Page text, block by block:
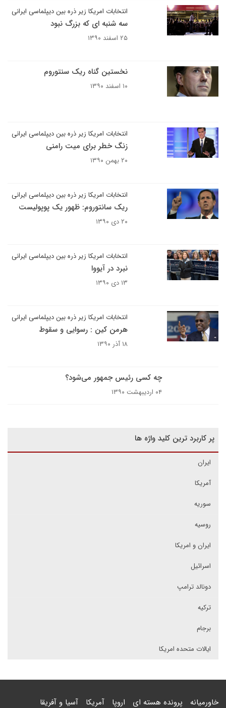
انتخابات امریکا زیر ذره بین دیپلماسی ایرانی
سه شنبه ای که بزرگ نبود
۲۵ اسفند ۱۳۹۰
نخستین گناه ریک سنتوروم
۱۰ اسفند ۱۳۹۰
انتخابات امریکا زیر ذره بین دیپلماسی ایرانی
زنگ خطر برای میت رامنی
۲۰ بهمن ۱۳۹۰
انتخابات امریکا زیر ذره بین دیپلماسی ایرانی
ریک سانتوروم: ظهور یک پوپولیست
۲۰ دی ۱۳۹۰
انتخابات امریکا زیر ذره بین دیپلماسی ایرانی
نبرد در آیووا
۱۳ دی ۱۳۹۰
انتخابات امریکا زیر ذره بین دیپلماسی ایرانی
هرمن کین : رسوایی و سقوط
۱۸ آذر ۱۳۹۰
چه کسی رئیس جمهور می‌شود؟
۰۴ اردیبهشت ۱۳۹۰
پر کاربرد ترین کلید واژه ها
ایران
آمریکا
سوریه
روسیه
ایران و امریکا
اسرائیل
دونالد ترامپ
ترکیه
برجام
ایالات متحده امریکا
خاورمیانه پرونده هسته ای اروپا آمریکا آسیا و آفریقا